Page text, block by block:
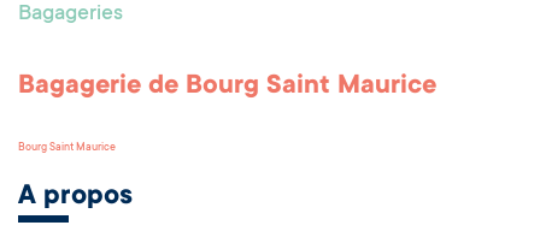
Bagageries
Bagagerie de Bourg Saint Maurice
Bourg Saint Maurice
A propos